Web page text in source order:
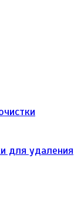
для удаления